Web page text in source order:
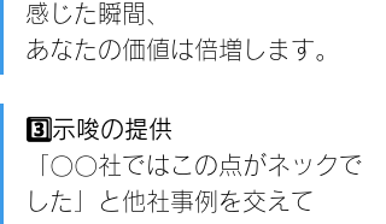
感じた瞬間、
あなたの価値は倍増します。
3️⃣示唆の提供
「〇〇社ではこの点がネックで
した」と他社事例を交えて